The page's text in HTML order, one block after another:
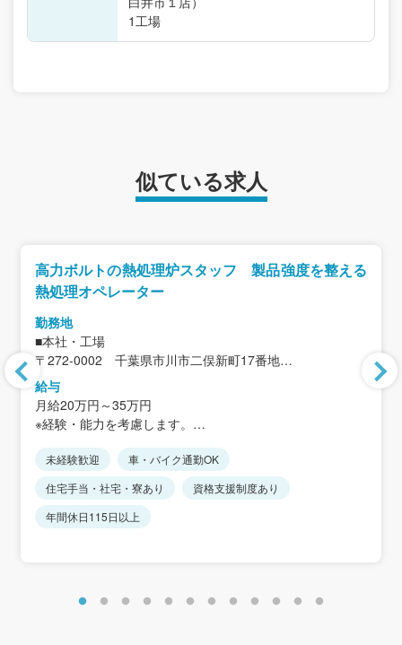
1工場
似ている求人
高力ボルトの熱処理炉スタッフ 製品強度を整える
熱処理オペレーター
勤務地
■本社・工場
〒272-0002 千葉県市川市二俣新町17番地
＜アクセス＞
JR京葉線「二俣新町駅」から徒歩12分
※車・バイク通勤可
※JR「西船橋駅」より無料送迎バスあり
給与
月給20万円～35万円
※経験・能力を考慮します。
＜想定年収＞
368万5300円～420万3700円
年収約420万円／正社員：高卒17年目・35歳相当
※これまでのキャリアを評価します。
未経験歓迎
車・バイク通勤OK
住宅手当・社宅・寮あり
資格支援制度あり
年間休日115日以上